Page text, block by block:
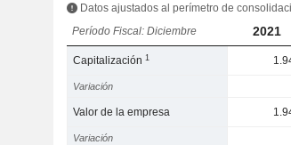
Datos ajustados al perímetro de
Período Fiscal: Diciembre
2021
Capitalización1
Variación
Valor de la empresa
Variación